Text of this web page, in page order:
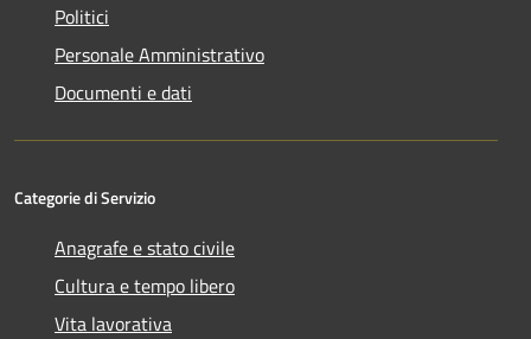
Politici
Personale Amministrativo
Documenti e dati
Categorie di Servizio
Anagrafe e stato civile
Cultura e tempo libero
Vita lavorativa